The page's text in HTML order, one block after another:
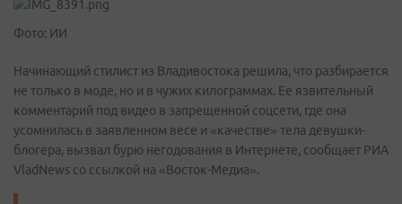
Фото: ИИ
Начинающий стилист из Владивостока решила, что разбирается
не только в моде, но и в чужих килограммах. Ее язвительный
комментарий под видео в запрещенной соцсети, где она
усомнилась в заявленном весе и «качестве» тела девушки-
блогера, вызвал бурю негодования в Интернете, сообщает РИА
VladNews со ссылкой на «Восток-Медиа».